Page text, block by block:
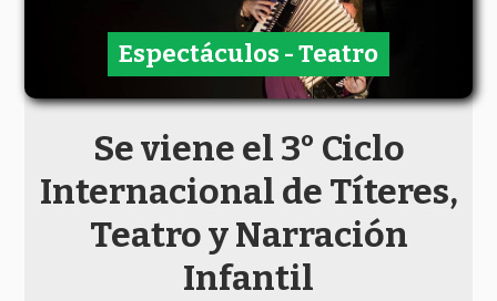
Se viene el 3° Ciclo
Internacional de Títeres,
Teatro y Narración
Infantil
Espectáculos - Teatro